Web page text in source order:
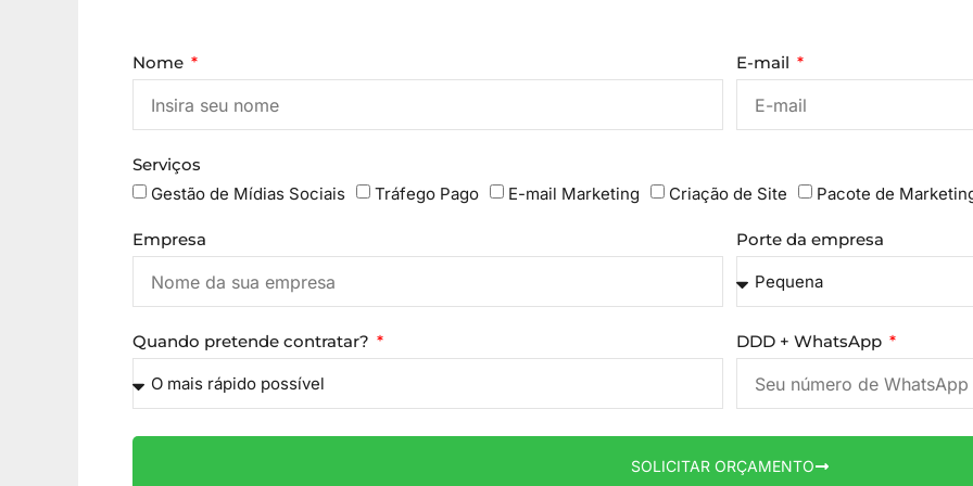
Nome E-mail
Serviços
Gestão de Mídias Sociais
Tráfego Pago E-mail Marketing Criação de Site Pacote de
Empresa Porte da empresa
Quando pretende contratar? DDD + WhatsApp
SOLICITAR ORÇAMENTO